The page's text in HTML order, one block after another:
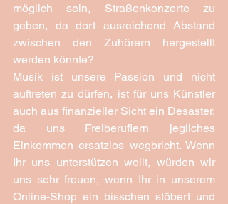
möglich sein, Straßenkonzerte zu
geben, da dort ausreichend Abstand
zwischen den Zuhörern hergestellt
werden könnte?
Musik ist unsere Passion und nicht
auftreten zu dürfen, ist für uns Künstler
auch aus finanzieller Sicht ein Desaster,
da uns Freiberuflern jegliches
Einkommen ersatzlos wegbricht. Wenn
Ihr uns unterstützen wollt, würden wir
Online-Shop ein bisschen stöbert und